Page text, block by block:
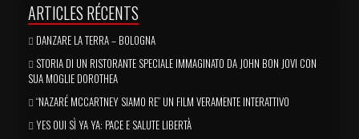
ARTICLES RÉCENTS
DANZARE LA TERRA – BOLOGNA
STORIA DI UN RISTORANTE SPECIALE IMMAGINATO DA JOHN BON JOVI CON
SUA MOGLIE DOROTHEA
“NAZARÉ MCCARTNEY SIAMO RE” UN FILM VERAMENTE INTERATTIVO
YES OUI SÌ YA YA: PACE E SALUTE LIBERTÀ